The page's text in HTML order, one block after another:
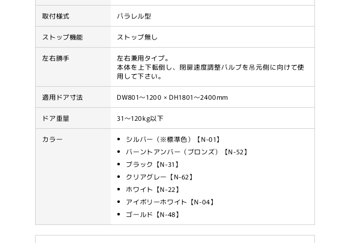
シ
リ
ー
NEWSTAR,
ェ
ッ
ク】
の
シ
NEWSTAR,
ク】
取付様式 パラレル型
ストップ機能 ストップ無し
左右勝手
左右兼用タイプ。
本体を上下転倒し、閉扉速度調整バルブを吊元側に向けて使
用して下さい。
適用ドア寸法 DW801～1200 × DH1801～2400mm
ドア重量 31～120kg以下
カラー
シルバー（※標準色）【N-01】
バーントアンバー（ブロンズ）【N-52】
ブラック【N-31】
クリアグレー【N-62】
ホワイト【N-22】
アイボリーホワイト【N-04】
ゴールド【N-48】